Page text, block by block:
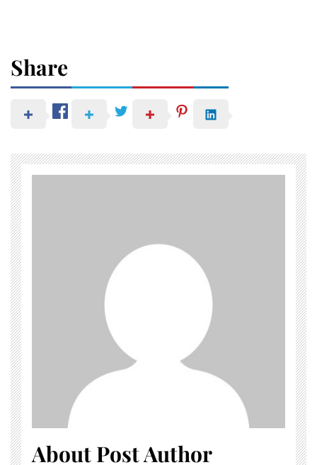
Share
About Post Author